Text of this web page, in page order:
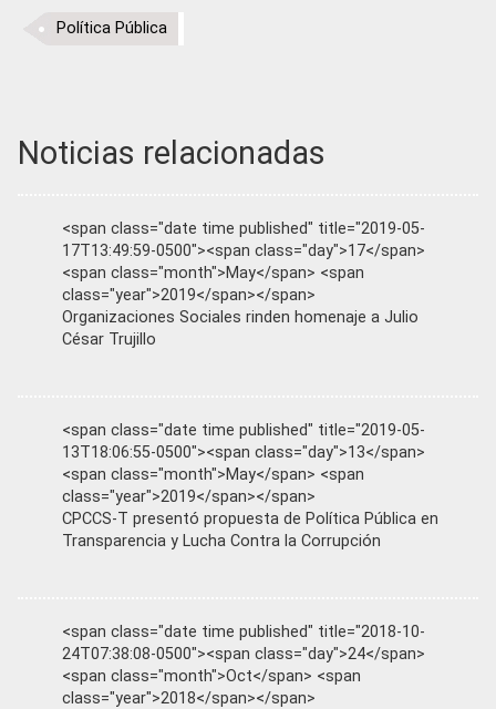
Política Pública
Noticias relacionadas
<span class="date time published" title="2019-05-
17T13:49:59-0500"><span class="day">17</span>
<span class="month">May</span> <span
class="year">2019</span></span>
Organizaciones Sociales rinden homenaje a Julio
César Trujillo
<span class="date time published" title="2019-05-
13T18:06:55-0500"><span class="day">13</span>
<span class="month">May</span> <span
class="year">2019</span></span>
CPCCS-T presentó propuesta de Política Pública en
Transparencia y Lucha Contra la Corrupción
<span class="date time published" title="2018-10-
24T07:38:08-0500"><span class="day">24</span>
<span class="month">Oct</span> <span
class="year">2018</span></span>